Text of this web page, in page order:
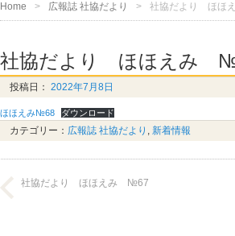
Home 広報誌 社協だより 社協だより ほほ
社協だより ほほえみ
投稿日： 2022年7月8日
ほほえみ№68 ダウンロード
カテゴリー： 広報誌 社協だより , 新着情報
社協だより ほほえみ №67